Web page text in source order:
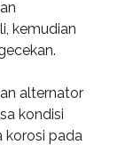
kemudian
alternator
kondisi
korosi pada